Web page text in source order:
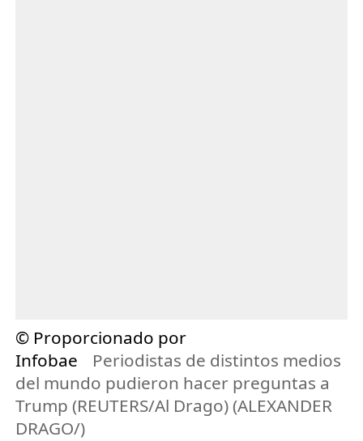
© Proporcionado por
Infobae
Periodistas de distintos medios
del mundo pudieron hacer preguntas a
Trump (REUTERS/Al Drago) (ALEXANDER
DRAGO/)